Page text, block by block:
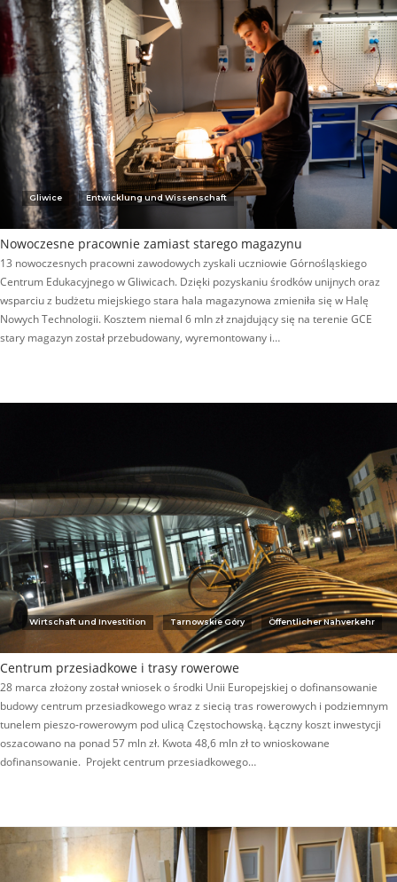
Gliwice Entwicklung und Wissenschaft
Nowoczesne pracownie zamiast starego magazynu
13 nowoczesnych pracowni zawodowych zyskali uczniowie Górnośląskiego
Centrum Edukacyjnego w Gliwicach. Dzięki pozyskaniu środków unijnych oraz
wsparciu z budżetu miejskiego stara hala magazynowa zmieniła się w Halę
Nowych Technologii. Kosztem niemal 6 mln zł znajdujący się na terenie GCE
stary magazyn został przebudowany, wyremontowany i…
Wirtschaft und Investition Tarnowskie Góry Öffentlicher Nahverkehr
Centrum przesiadkowe i trasy rowerowe
28 marca złożony został wniosek o środki Unii Europejskiej o dofinansowanie
budowy centrum przesiadkowego wraz z siecią tras rowerowych i podziemnym
tunelem pieszo-rowerowym pod ulicą Częstochowską. Łączny koszt inwestycji
oszacowano na ponad 57 mln zł. Kwota 48,6 mln zł to wnioskowane
dofinansowanie. Projekt centrum przesiadkowego…